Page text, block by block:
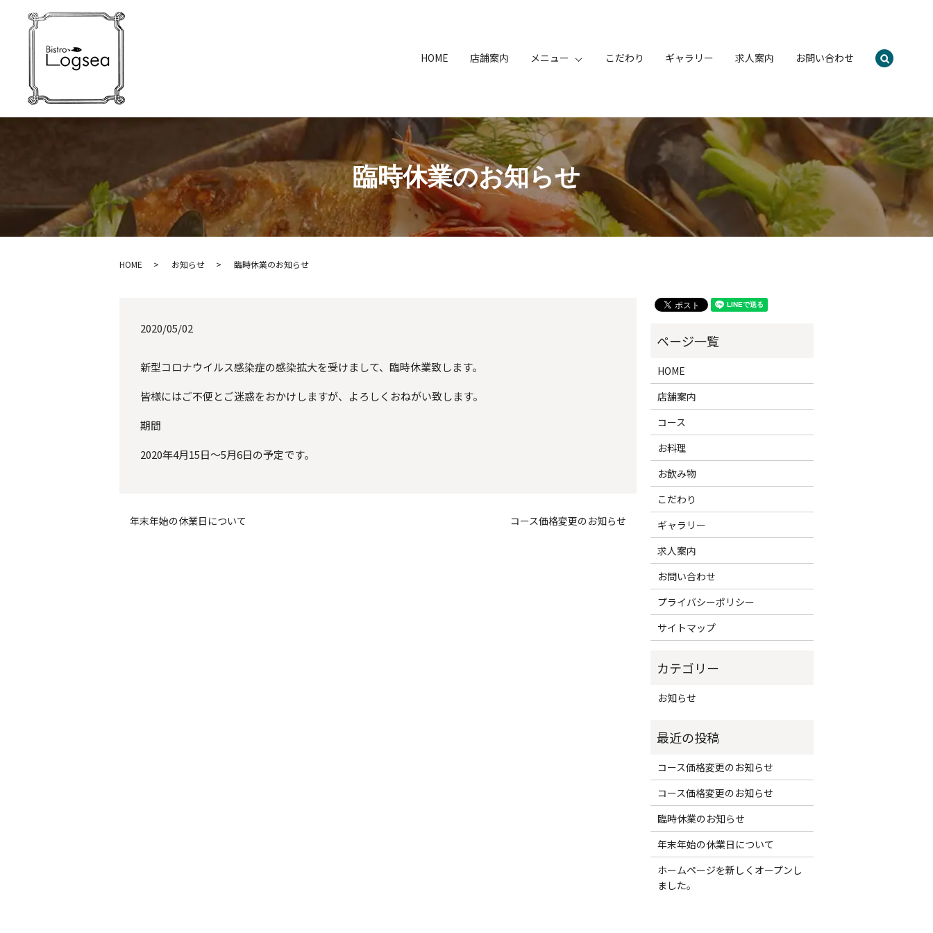
HOME 店舗案内 メニュー こだわり ギャラリー 求人案内 お問い合わせ
臨時休業のお知らせ
HOME お知らせ 臨時休業のお知らせ
2020/05/02
新型コロナウイルス感染症の感染拡大を受けまして、臨時休業致します。
皆様にはご不便とご迷惑をおかけしますが、よろしくおねがい致します。
期間
2020年4月15日〜5月6日の予定です。
年末年始の休業日について コース価格変更のお知らせ
HOME
店舗案内
コース
お料理
お飲み物
こだわり
ギャラリー
求人案内
お問い合わせ
プライバシーポリシー
サイトマップ
お知らせ
コース価格変更のお知らせ
コース価格変更のお知らせ
臨時休業のお知らせ
年末年始の休業日について
ホームページを新しくオープンし
ました。